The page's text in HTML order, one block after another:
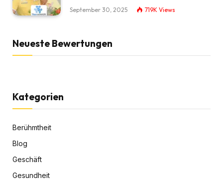
September 30, 2025 719K Views
Neueste Bewertungen
Kategorien
Berühmtheit
Blog
Geschäft
Gesundheit